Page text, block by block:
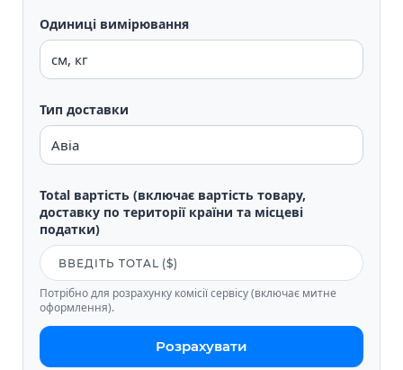
Одиниці вимірювання
Тип доставки
Total вартість (включає вартість товару,
доставку по території країни та місцеві
податки)
Потрібно для розрахунку комісії сервісу (включає митне
оформлення).
Розрахувати